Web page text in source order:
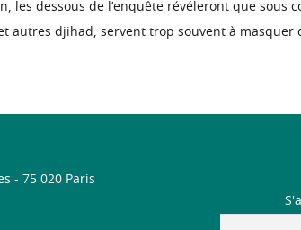
les dessous de l’enquête révéleront que sous
autres djihad, servent trop souvent à
- 75 020 Paris